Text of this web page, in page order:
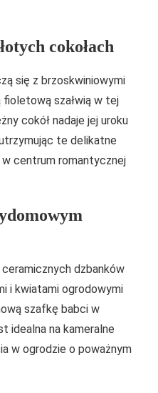
cokołach
się z brzoskwiniowymi
szałwią w tej
cokół nadaje jej uroku
te delikatne
centrum romantycznej
dzbanków
i kwiatami ogrodowymi
szafkę babci w
idealna na kameralne
w ogrodzie o poważnym